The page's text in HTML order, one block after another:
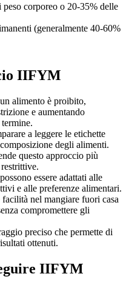
corporeo o 20-35% delle
(generalmente 40-60%
IIFYM
alimento è proibito,
e aumentando
a leggere le etichette
degli alimenti.
questo approccio più
essere adattati alle
e alle preferenze alimentari.
nel mangiare fuori casa
compromettere gli
preciso che permette di
ottenuti.
IIFYM